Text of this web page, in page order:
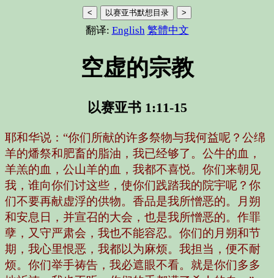
< 以赛亚书默想目录 >
翻译: English 繁體中文
空虚的宗教
以赛亚书 1:11-15
耶和华说：“你们所献的许多祭物与我何益呢？公绵
羊的燔祭和肥畜的脂油，我已经够了。公牛的血，
羊羔的血，公山羊的血，我都不喜悦。你们来朝见
我，谁向你们讨这些，使你们践踏我的院宇呢？你
们不要再献虚浮的供物。香品是我所憎恶的。月朔
和安息日，并宣召的大会，也是我所憎恶的。作罪
孽，又守严肃会，我也不能容忍。你们的月朔和节
期，我心里恨恶，我都以为麻烦。我担当，便不耐
烦。你们举手祷告，我必遮眼不看。就是你们多多